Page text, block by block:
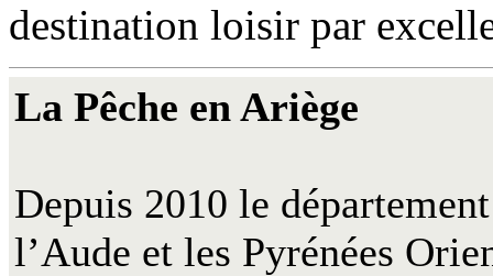
destination loisir par
La Pêche en Ariège
Depuis 2010 le
l’Aude et les Pyrénées